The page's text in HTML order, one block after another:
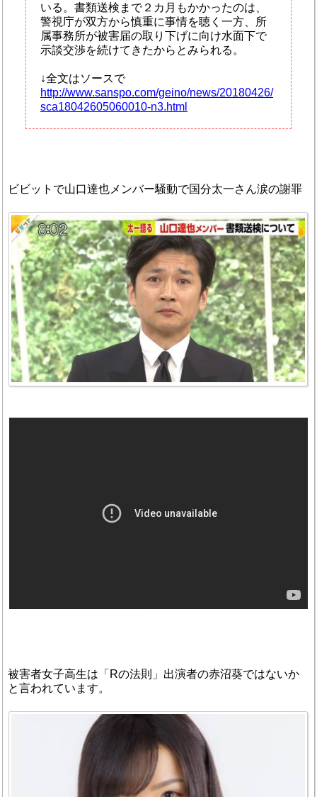
いる。書類送検まで２カ月もかかったのは、
警視庁が双方から慎重に事情を聴く一方、所
属事務所が被害届の取り下げに向け水面下で
示談交渉を続けてきたからとみられる。
↓全文はソースで
http://www.sanspo.com/geino/news/20180426/
sca18042605060010-n3.html
ビビットで山口達也メンバー騒動で国分太一さん涙の謝罪
被害者女子高生は「Rの法則」出演者の赤沼葵ではないか
と言われています。